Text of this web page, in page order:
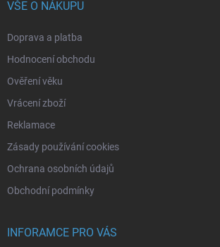
VŠE O NÁKUPU
Doprava a platba
Hodnocení obchodu
Ověření věku
Vrácení zboží
Reklamace
Zásady používání cookies
Ochrana osobních údajů
Obchodní podmínky
INFORAMCE PRO VÁS